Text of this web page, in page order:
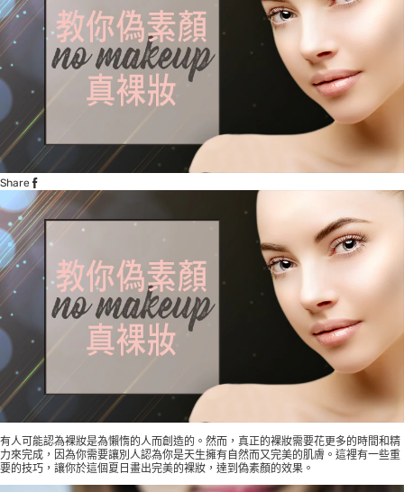
Share
有人可能認為裸妝是為懶惰的人而創造的。然而，真正的裸妝需要花更多的時間和精
力來完成，因為你需要讓別人認為你是天生擁有自然而又完美的肌膚。這裡有一些重
要的技巧，讓你於這個夏日畫出完美的裸妝，達到偽素顏的效果。